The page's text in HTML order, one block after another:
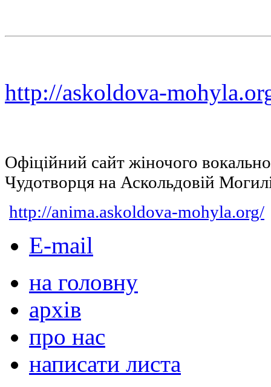
http://askoldova-
Офіційний сайт жіночого
Чудотворця на Аскольдовій
http://anima.askoldova-mohyla.org/
E-mail
на головну
архів
про нас
написати листа